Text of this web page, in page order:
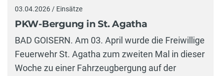
03.04.2026 / Einsätze
PKW-Bergung in St. Agatha
BAD GOISERN. Am 03. April wurde die Freiwillige
Feuerwehr St. Agatha zum zweiten Mal in dieser
Woche zu einer Fahrzeugbergung auf der